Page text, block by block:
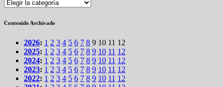
Secciones
Contenido Archivado
2026: 1 2 3 4 5 6 7 8 9 10 11 12
2025: 1 2 3 4 5 6 7 8 9 10 11 12
2024: 1 2 3 4 5 6 7 8 9 10 11 12
2023: 1 2 3 4 5 6 7 8 9 10 11 12
2022: 1 2 3 4 5 6 7 8 9 10 11 12